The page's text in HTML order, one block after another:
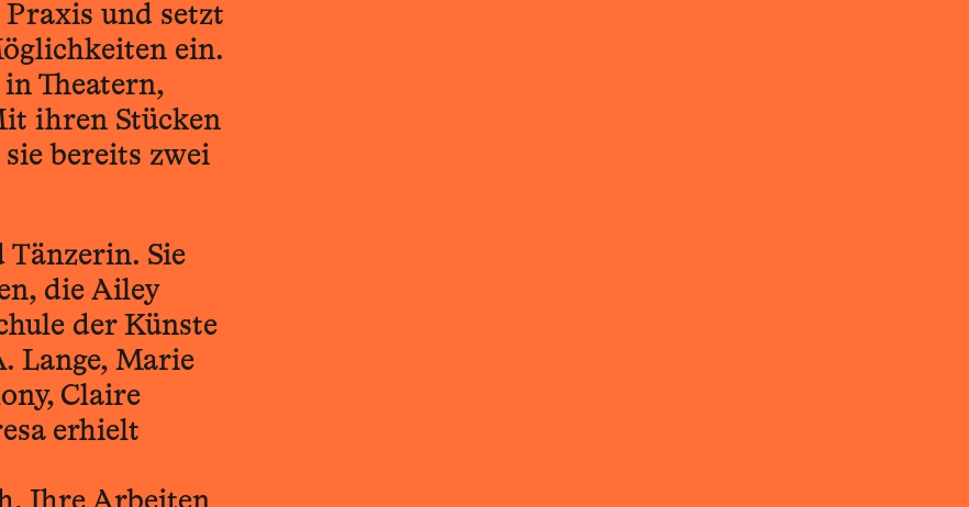
und setzt
ein.
Theatern,
ihren Stücken
bereits zwei
Sie
die Ailey
der Künste
Lange, Marie
Claire
erhielt